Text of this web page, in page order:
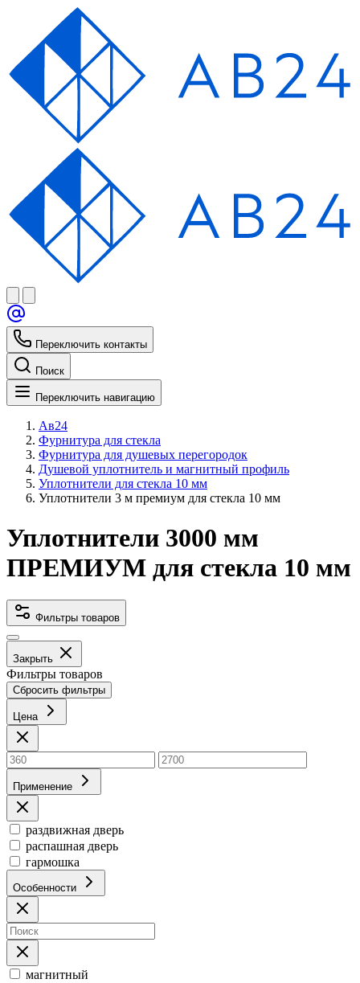
Переключить контакты
Поиск
Переключить навигацию
Ав24
Фурнитура для стекла
Фурнитура для душевых перегородок
Душевой уплотнитель и магнитный профиль
Уплотнители для стекла 10 мм
Уплотнители 3 м премиум для стекла 10 мм
Уплотнители 3000 мм
ПРЕМИУМ для стекла 10 мм
Фильтры товаров
Закрыть
Фильтры товаров
Сбросить фильтры
Цена
Применение
раздвижная дверь
распашная дверь
гармошка
Особенности
магнитный